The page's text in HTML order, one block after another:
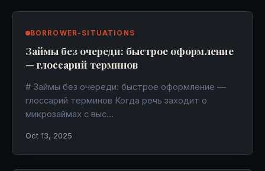
BORROWER-SITUATIONS
Займы без очереди: быстрое оформление
— глоссарий терминов
# Займы без очереди: быстрое оформление —
глоссарий терминов Когда речь заходит о
микрозаймах с выс…
Oct 13, 2025